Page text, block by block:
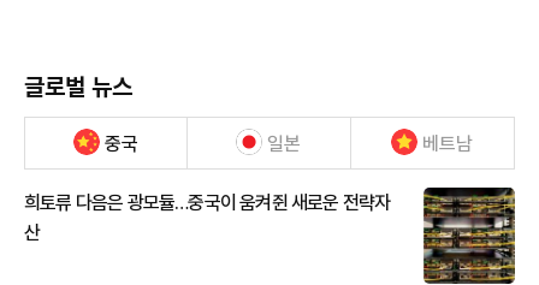
글로벌 뉴스
중국 일본 베트남
희토류 다음은 광모듈…중국이 움켜쥔 새로운 전략자
산